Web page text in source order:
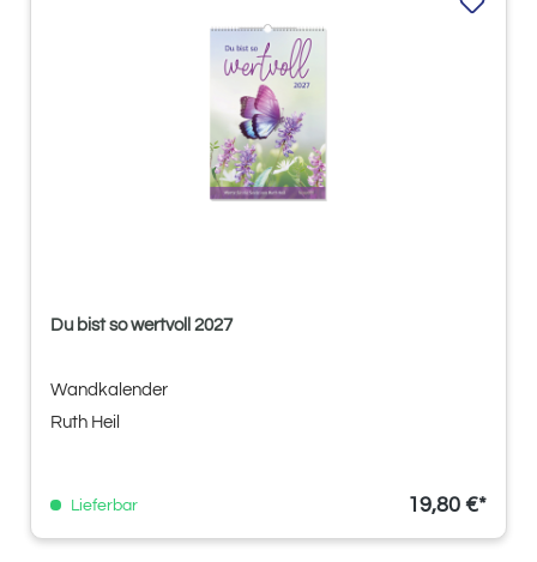
Du bist so wertvoll 2027
Wandkalender
Ruth Heil
Lieferbar 19,80 €*